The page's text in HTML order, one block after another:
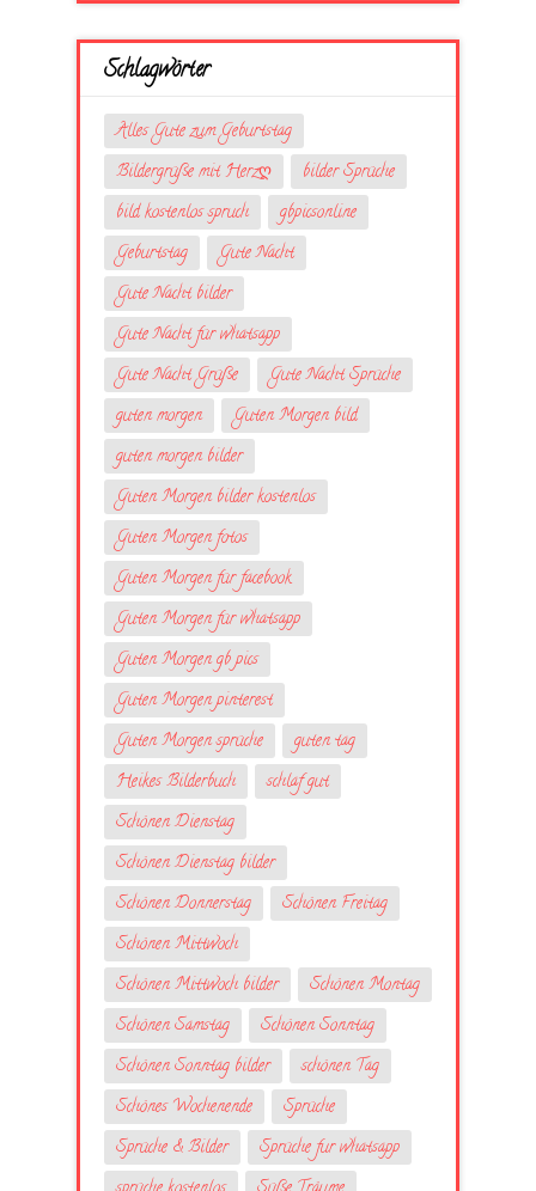
Schlagwörter
Alles Gute zum Geburtstag
Bildergrüße mit Herzღ
bilder Sprüche
bild kostenlos spruch
gbpicsonline
Geburtstag
Gute Nacht
Gute Nacht bilder
Gute Nacht für whatsapp
Gute Nacht Grüße
Gute Nacht Sprüche
guten morgen
Guten Morgen bild
guten morgen bilder
Guten Morgen bilder kostenlos
Guten Morgen fotos
Guten Morgen für facebook
Guten Morgen für whatsapp
Guten Morgen gb pics
Guten Morgen pinterest
Guten Morgen sprüche
guten tag
Heikes Bilderbuch
schlaf gut
Schönen Dienstag
Schönen Dienstag bilder
Schönen Donnerstag
Schönen Freitag
Schönen Mittwoch
Schönen Mittwoch bilder
Schönen Montag
Schönen Samstag
Schönen Sonntag
Schönen Sonntag bilder
schönen Tag
Schönes Wochenende
Sprüche
Sprüche & Bilder
Sprüche fur whatsapp